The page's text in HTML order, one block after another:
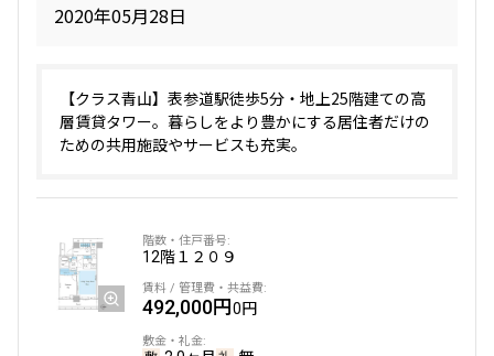
2020年05月28日
【クラス青山】表参道駅徒歩5分・地上25階建ての高
層賃貸タワー。暮らしをより豊かにする居住者だけの
ための共用施設やサービスも充実。
12階 １２０９
492,000円0円